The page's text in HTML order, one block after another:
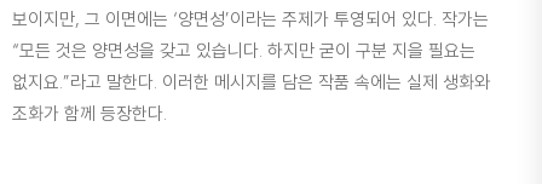
보이지만, 그 이면에는 ‘양면성’이라는 주제가 투영되어 있다. 작가는
“모든 것은 양면성을 갖고 있습니다. 하지만 굳이 구분 지을 필요는
없지요.”라고 말한다. 이러한 메시지를 담은 작품 속에는 실제 생화와
조화가 함께 등장한다.